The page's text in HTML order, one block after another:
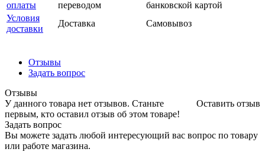
оплаты
переводом
банковской картой
Условия
доставки
Доставка Самовывоз
Отзывы
Задать вопрос
Отзывы
Оставить отзыв
У данного товара нет отзывов. Станьте
первым, кто оставил отзыв об этом товаре!
Задать вопрос
Вы можете задать любой интересующий вас вопрос по товару
или работе магазина.